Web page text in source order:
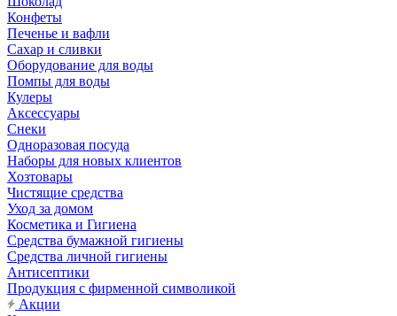
Конфеты
Печенье и вафли
Сахар и сливки
Оборудование для воды
Помпы для воды
Кулеры
Аксессуары
Снеки
Одноразовая посуда
Наборы для новых клиентов
Хозтовары
Чистящие средства
Уход за домом
Косметика и Гигиена
Средства бумажной гигиены
Средства личной гигиены
Антисептики
Продукция с фирменной символикой
Акции